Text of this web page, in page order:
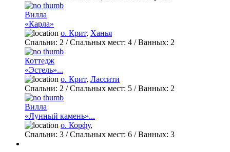
Вилла
«Карла»
о. Крит, Ханья
Спальни: 2 / Спальных мест: 4 /Ванных: 2
Коттедж
«Эстель»...
о. Крит, Лассити
Спальни: 2 / Спальных мест: 5 /Ванных: 2
Вилла
«Лунный камень»...
о. Корфу,
Спальни: 3 / Спальных мест: 6 /Ванных: 3